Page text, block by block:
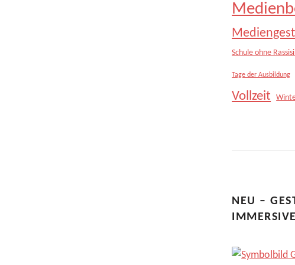
Schule ohne
Tage der Ausbildung
Vollzeit
NEU –